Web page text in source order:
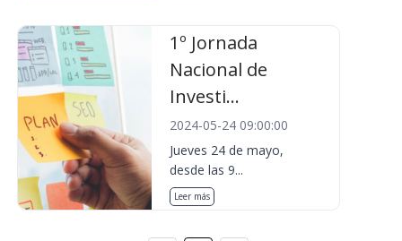
1º Jornada
Nacional de
Investi...
2024-05-24 09:00:00
Jueves 24 de mayo,
desde las 9...
Leer más